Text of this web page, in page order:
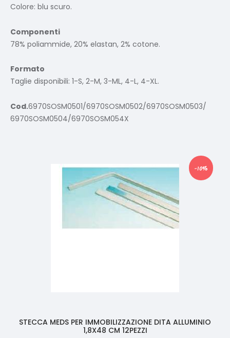
Colore: blu scuro.
Componenti
78% poliammide, 20% elastan, 2% cotone.
Formato
Taglie disponibili: 1-S, 2-M, 3-ML, 4-L, 4-XL.
Cod.6970SOSM0501/6970SOSM0502/6970SOSM0503/
6970SOSM0504/6970SOSM054X
-10%
STECCA MEDS PER IMMOBILIZZAZIONE DITA ALLUMINIO
1,8X48 CM 12PEZZI